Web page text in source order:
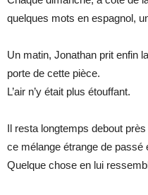
quelques mots en espagnol,
Un matin, Jonathan prit enfin
porte de cette pièce.
L’air n’y était plus étouffant.
Il resta longtemps debout
ce mélange étrange de passé
Quelque chose en lui